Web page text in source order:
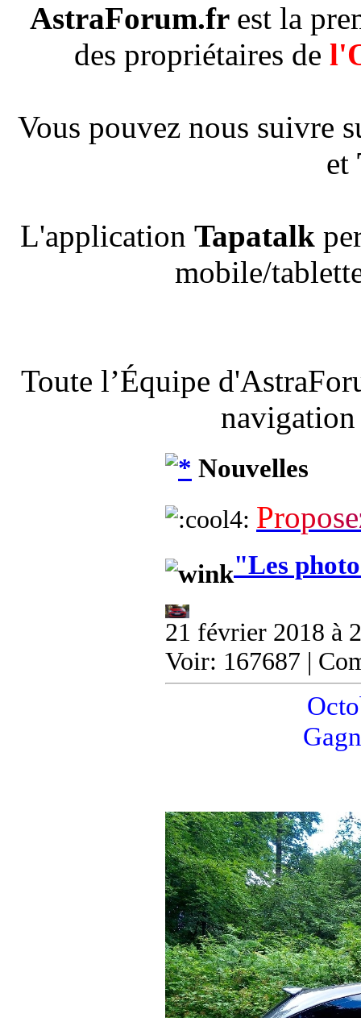
AstraForum.fr est la
des propriétaires de
Vous pouvez nous suivre
et
L'application Tapatalk
mobile/
Toute l’Équipe
Nouvelles
Propose
"Les
21 février 2018 à
Voir: 167687 |